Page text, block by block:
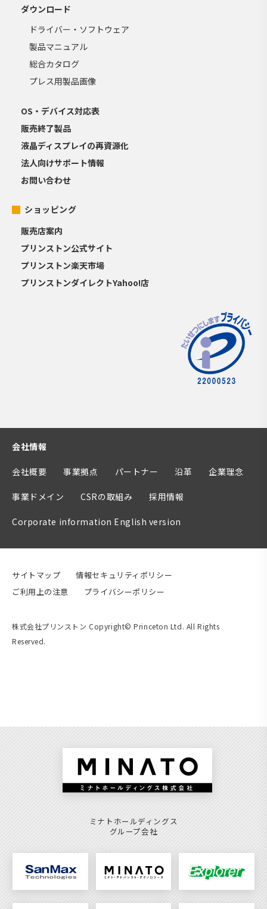
ダウンロード
ドライバー・ソフトウェア
製品マニュアル
総合カタログ
プレス用製品画像
OS・デバイス対応表
販売終了製品
液晶ディスプレイの再資源化
法人向けサポート情報
お問い合わせ
ショッピング
販売店案内
プリンストン公式サイト
プリンストン楽天市場
プリンストンダイレクトYahoo!店
会社情報
会社概要 事業拠点 パートナー 沿革 企業理念
事業ドメイン CSRの取組み 採用情報
Corporate information English version
サイトマップ
情報セキュリティポリシー
ご利用上の注意
プライバシーポリシー
株式会社プリンストン Copyright© Princeton Ltd. All Rights
Reserved.
ミナトホールディングス
グループ会社